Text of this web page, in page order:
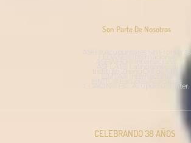
Son Parte De Nosotros
ASFI® Acupuntores Sin Fronteras
FEDASF® Internacional
ASFWHO® Internacional
ASFLAT® Latinoamérica
Instituto ZhengQi® de MTC
EIMTA® Internacional
EIMTC® Escuelas Asociadas
COACIN® Esc. Acupuntura Inter.
CELEBRANDO 38 AÑOS